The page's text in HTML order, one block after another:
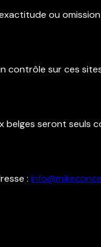
ou
contrôle sur ces
belges seront seuls
: